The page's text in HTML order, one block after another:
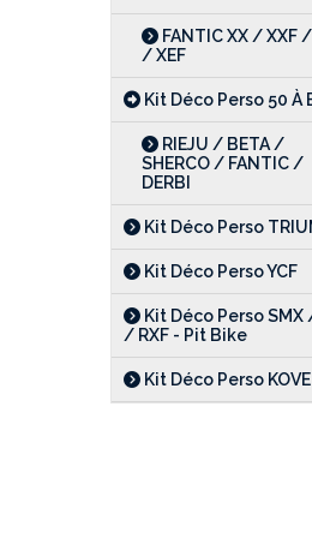
FANTIC XX / XXF
/ XEF
Kit Déco Perso 50 À
RIEJU / BETA /
SHERCO / FANTIC /
DERBI
Kit Déco Perso
Kit Déco Perso YCF
Kit Déco Perso SMX
/ RXF - Pit Bike
Kit Déco Perso KOVE